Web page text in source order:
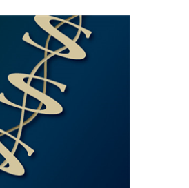
יצחק טישלר